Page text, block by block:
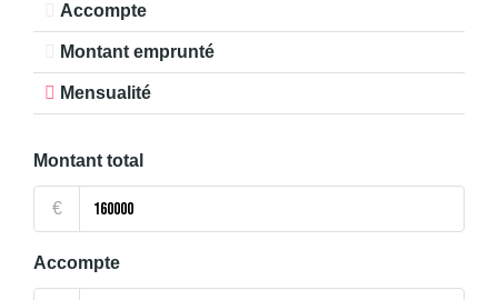
Accompte
Montant emprunté
Mensualité
Montant total
€
Accompte